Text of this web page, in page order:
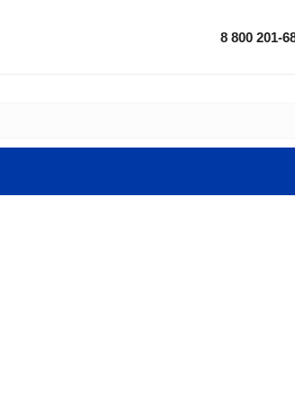
8 800 201-